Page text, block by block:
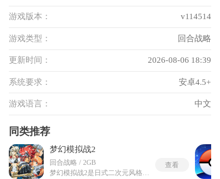
游戏版本： v114514
游戏类型： 回合战略
更新时间： 2026-08-06 18:39
系统要求： 安卓4.5+
游戏语言： 中文
同类推荐
梦幻模拟战2
回合战略 / 2GB
查看